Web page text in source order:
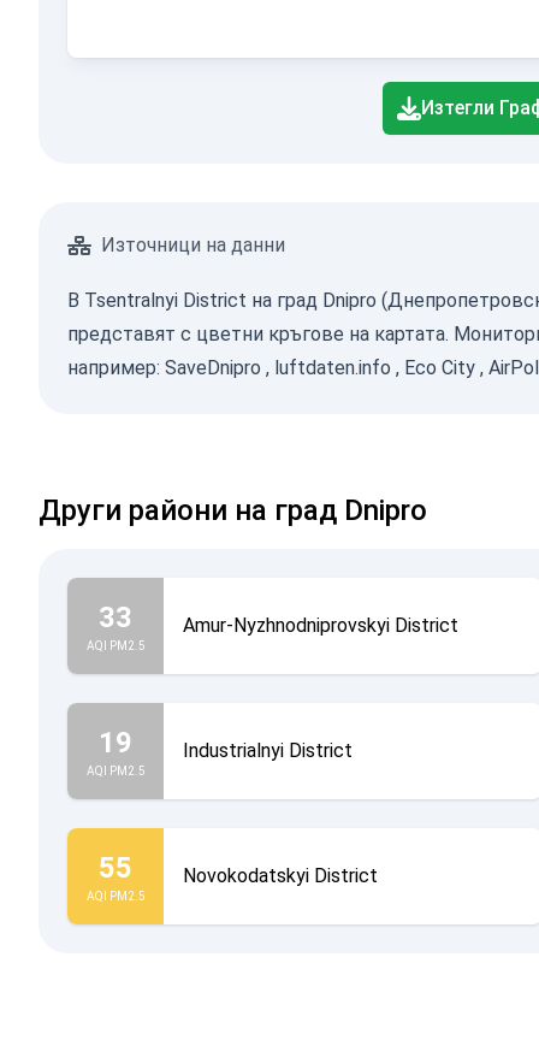
Изтегли
Източници на данни
В Tsentralnyi District на град Dnipro
представят с цветни кръгове на картата.
например: SaveDnipro , luftdaten.info , Eco City , AirPol
Други райони на град Dnipro
33
AQI PM2.5
Amur-Nyzhnodniprovskyi District
19
AQI PM2.5
Industrialnyi District
55
AQI PM2.5
Novokodatskyi District